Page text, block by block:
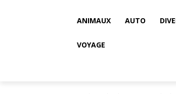
ANIMAUX AUTO
VOYAGE